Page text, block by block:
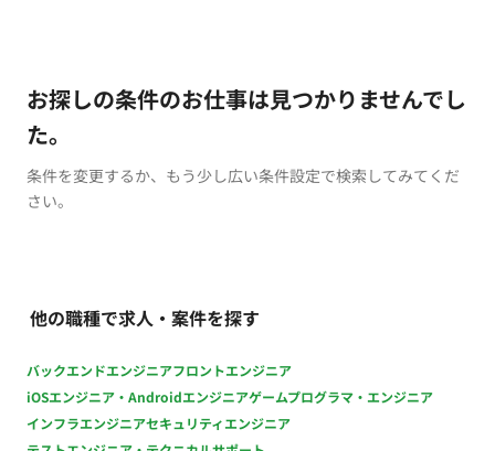
お探しの条件のお仕事は見つかりませんでし
た。
条件を変更するか、もう少し広い条件設定で検索してみてくだ
さい。
他の職種で求人・案件を探す
バックエンドエンジニアフロントエンジニア
iOSエンジニア・Androidエンジニアゲームプログラマ・エンジニア
インフラエンジニアセキュリティエンジニア